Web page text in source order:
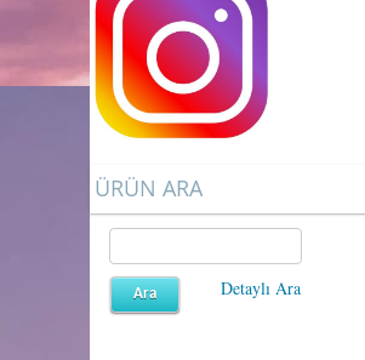
ÜRÜN ARA
Detaylı Ara